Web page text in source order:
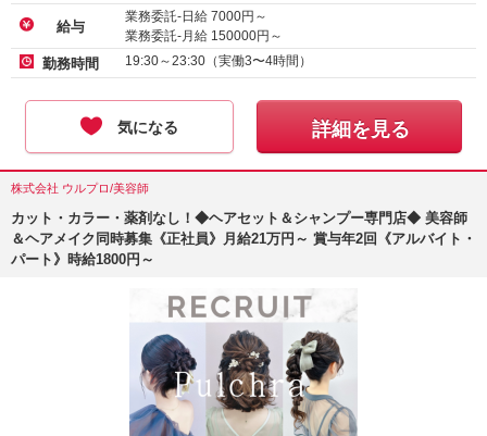
給与
業務委託-日給 7000円～
業務委託-月給 150000円～
勤務時間 19:30～23:30（実働3〜4時間）
気になる 詳細を見る
株式会社 ウルプロ/美容師
カット・カラー・薬剤なし！◆ヘアセット＆シャンプー専門店◆ 美容師
＆ヘアメイク同時募集《正社員》月給21万円～ 賞与年2回《アルバイト・
パート》時給1800円～